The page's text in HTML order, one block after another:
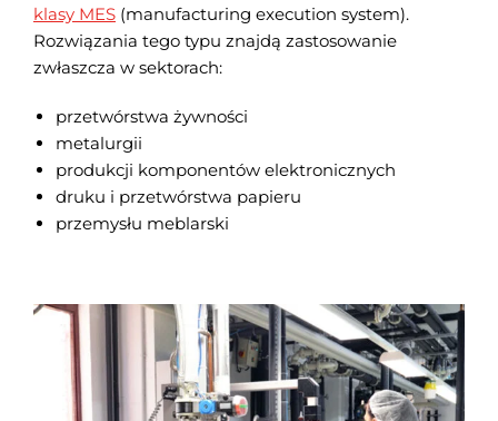
klasy MES (manufacturing execution system).
Rozwiązania tego typu znajdą zastosowanie
zwłaszcza w sektorach:
przetwórstwa żywności
metalurgii
produkcji komponentów elektronicznych
druku i przetwórstwa papieru
przemysłu meblarski